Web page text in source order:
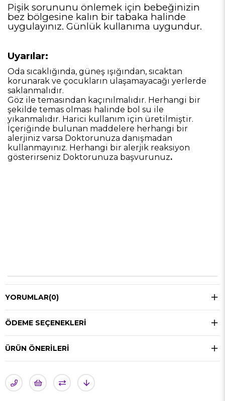
Pişik sorununu önlemek için bebeğinizin
bez bölgesine kalın bir tabaka halinde
uygulayınız. Günlük kullanıma uygundur.
Uyarılar:
Oda sıcaklığında, güneş ışığından, sıcaktan
korunarak ve çocukların ulaşamayacağı yerlerde
saklanmalıdır.
Göz ile temasından kaçınılmalıdır. Herhangi bir
şekilde temas olması halinde bol su ile
yıkanmalıdır. Harici kullanım için üretilmiştir.
İçeriğinde bulunan maddelere herhangi bir
alerjiniz varsa Doktorunuza danışmadan
kullanmayınız. Herhangi bir alerjik reaksiyon
gösterirseniz Doktorunuza başvurunuz.
YORUMLAR(0)
ÖDEME SEÇENEKLERI
ÜRÜN ÖNERILERI